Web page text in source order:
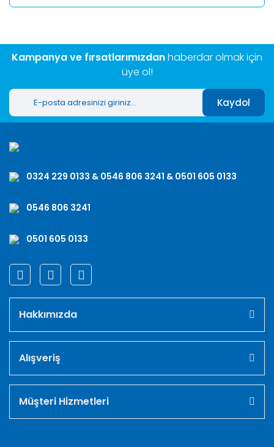
Kampanya ve fırsatlarımızdanhaberdar olmak için
üye ol!
Kaydol
0324 229 0133 & 0546 806 3241 & 0501 605 0133
0546 806 3241
0501 605 0133
Hakkımızda
Alışveriş
Müşteri Hizmetleri